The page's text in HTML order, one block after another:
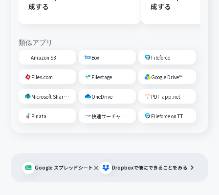
成する
成する
類似アプリ
Amazon S3 Box Fileforce
Files.com Filestage Google Drive™
Microsoft SharePoint OneDrive PDF-app.net
Pinata 快速サーチャーGX Fileforce on TTS Cloud
Google スプレッドシート × Dropboxで他にできることをみる